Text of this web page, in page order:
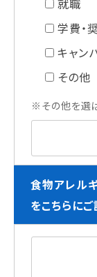
就職
学費・
キャン
その他
※その他を選
食物アレル
をこちらに